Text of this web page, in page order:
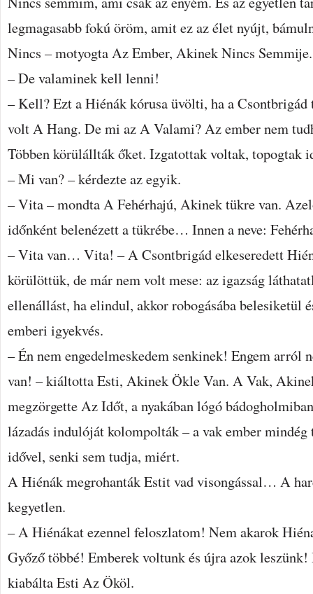
legmagasabb fokú öröm, amit ez az élet nyújt,
Nincs – motyogta Az Ember, Akinek Nincs Semmije.
– De valaminek kell lenni!
– Kell? Ezt a Hiénák kórusa üvölti, ha a
volt A Hang. De mi az A Valami? Az ember nem
Többen körülállták őket. Izgatottak voltak, topogtak
– Mi van? – kérdezte az egyik.
– Vita – mondta A Fehérhajú, Akinek tükre van.
időnként belenézett a tükrébe… Innen a neve:
– Vita van… Vita! – A Csontbrigád elkeseredett
körülöttük, de már nem volt mese: az igazság
ellenállást, ha elindul, akkor robogásába belesiketül
emberi igyekvés.
– Én nem engedelmeskedem senkinek! Engem arról
van! – kiáltotta Esti, Akinek Ökle Van. A Vak,
megzörgette Az Időt, a nyakában lógó
lázadás indulóját kolompolták – a vak ember mindég
idővel, senki sem tudja, miért.
A Hiénák megrohanták Estit vad visongással… A
kegyetlen.
– A Hiénákat ezennel feloszlatom! Nem akarok
Győző többé! Emberek voltunk és újra azok
kiabálta Esti Az Ököl.